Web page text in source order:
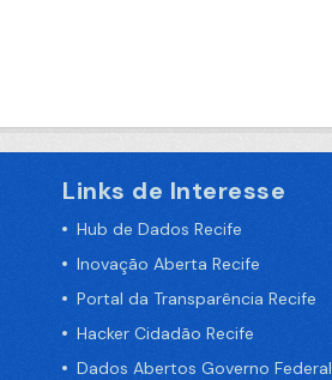
Links de Interesse
Hub de Dados Recife
Inovação Aberta Recife
Portal da Transparência Recife
Hacker Cidadão Recife
Dados Abertos Governo Federal